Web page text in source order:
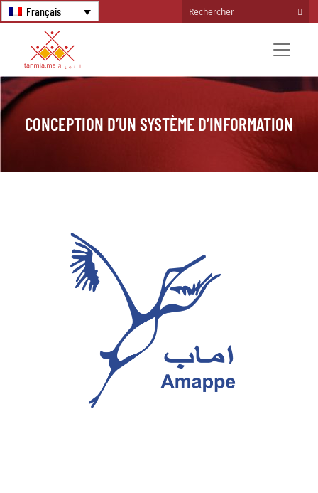
Français
CONCEPTION D’UN SYSTÈME D’INFORMATION